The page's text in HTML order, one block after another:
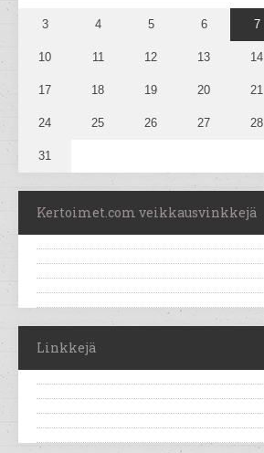
3 4 5 6 7
10 11 12 13 14
17 18 19 20 21
24 25 26 27 28
31
Kertoimet.com veikkausvinkkejä
Linkkejä